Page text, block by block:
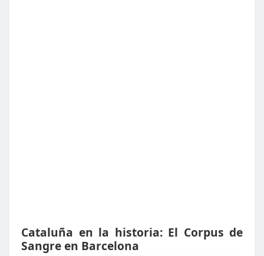
Cataluña en la historia: El Corpus de
Sangre en Barcelona